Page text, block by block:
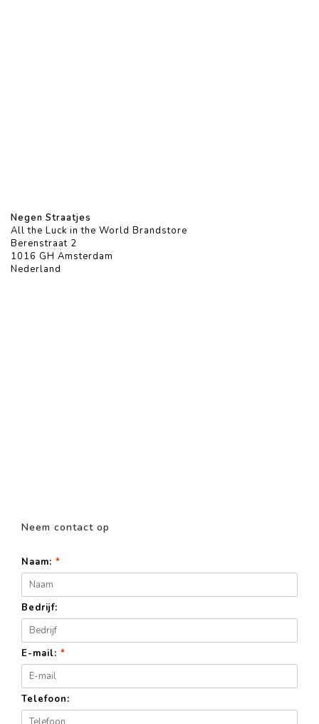
Negen Straatjes
All the Luck in the World Brandstore
Berenstraat 2
1016 GH Amsterdam
Nederland
Neem contact op
Naam: *
Bedrijf:
E-mail: *
Telefoon: